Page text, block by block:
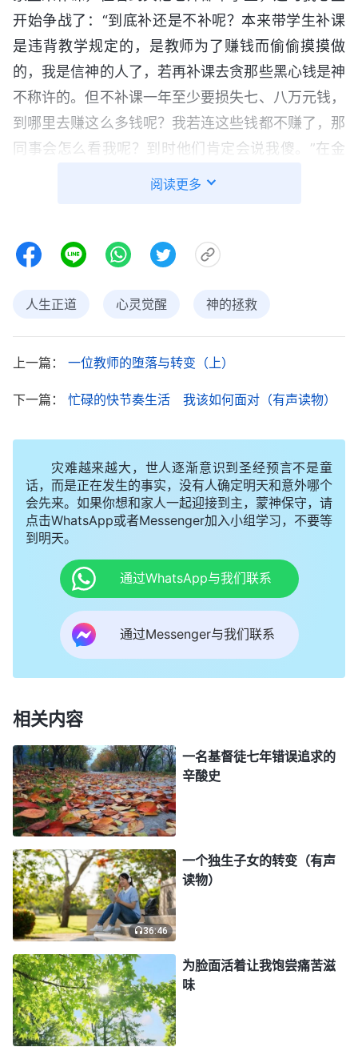
开始争战了：“到底补还是不补呢？本来带学生补课
是违背教学规定的，是教师为了赚钱而偷偷摸摸做
的，我是信神的人了，若再补课去贪那些黑心钱是神
不称许的。但不补课一年至少要损失七、八万元钱，
到哪里去赚这么多钱呢？我若连这些钱都不赚了，那
同事会怎么看我呢？到时他们肯定会说我傻。”在金
钱的诱惑下，我还是继续带学生补课。可当我把学生
我来到神前祷告：“神啊！我又欺骗了你，我说不再
熬，我知道这是你的审判刑罚临到了我。神啊！求你
你的心意。”祷告后，我看到神的话说：“
落，让人的道德越来越下降，让人的人格品质也越来
一次这样的潮流让本来身心就不健全的人，让本来就
不知道什么是真理的人，让本来就对正面事物与反面
事物毫无分辨的人，心甘情愿地接受了这些潮流，接
受了来自撒但的生存观点、撒但的人生哲学与价值
观，接受了撒但告诉给人的怎么对待生活与撒
但‘赐’给人的生存的方式，人没有力量去反抗，人也
没有能力去反抗，更没有意识去反抗。……在人对金
钱的要求不断增长的情况下，人越来越爱钱，越来越
了？人把钱看得更重的时候，人不知不觉就看淡了名
啊？”“当人能对撒但有这样的投靠与忠心之后，人还
能自己控制自己吗？肯定不能了，人就彻彻底底地被
撒但控制了，人也就彻彻底底地陷在了这泥潭当中不
能自拔。人一旦陷在名和利里，人就不再去找寻什么
是光明，什么是正义，什么是美善的东西，因为名和
利对人来说诱惑太大，是人一生甚至永远都追求不完
的东西，这是不是实情？……为了这个‘名’和‘利’，人
类就远离神，背叛神，人类生存了一代又一代，就越
来越邪恶，越来越黑暗，就这样，一代又一代的人被
毁在了撒但的名和利当中。”《话・卷二 关于认识神・
独一无二的神自己 六》 我揣摩着神的话，觉得神的话
说得好实际，揭穿了我们随从撒但兴起的邪恶潮流，
阅读更多
人生正道 心灵觉醒 神的拯救
上一篇： 一位教师的堕落与转变（上）
下一篇： 忙碌的快节奏生活 我该如何面对（有声读物）
灾难越来越大，世人逐渐意识到圣经预言不是童
话，而是正在发生的事实，没有人确定明天和意外哪个
会先来。如果你想和家人一起迎接到主，蒙神保守，请
点击WhatsApp或者Messenger加入小组学习，不要等
到明天。
通过WhatsApp与我们联系
通过Messenger与我们联系
相关内容
一名基督徒七年错误追求的
辛酸史
36:46
一个独生子女的转变（有声
读物）
为脸面活着让我饱尝痛苦滋
味